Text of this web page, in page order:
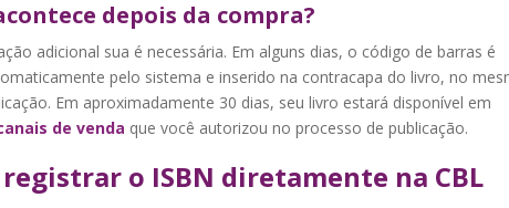
depois da compra?
adicional sua é necessária. Em alguns dias, o código de barras é
pelo sistema e inserido na contracapa do livro, no
Em aproximadamente 30 dias, seu livro estará disponível em
de venda que você autorizou no processo de publicação.
registrar o ISBN diretamente na CBL